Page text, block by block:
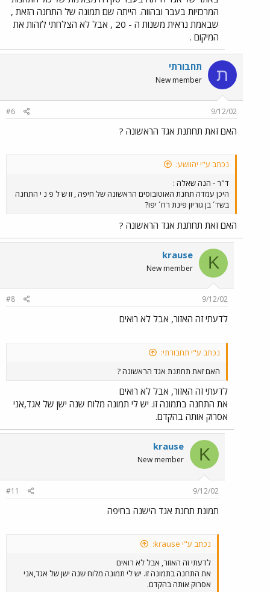
המרכזיות בעבר ובהווה. הייתה שם תמונה של התחנה הזאת ,
שבאמת נראית משנות ה - 20 , אבל לא הצלחתי לזהות את
המיקום .
ת תחבורתי
New member
9/12/02
#6
האם זאת תחתנת אגד הראשונה ?
נכתב ע"י יהוושע:
ד"ר - הנה שאלה :
היכן עמדה תחנת האוטובוסים הראשונה של חיפה , זו ש ל פ נ י התחנה
בשד´ בן גוריון פינת רח´ יפו?
האם זאת תחתנת אגד הראשונה ?
K
krause
New member
9/12/02
#8
לדעתי זה האזור, אבל לא רואים
נכתב ע"י תחבורתי:
האם זאת תחתנת אגד הראשונה ?
לדעתי זה האזור, אבל לא רואים
את התחנה בתמונה זו. יש לי תמונה מלוח שנה ישן של אגד,אני
אסרוק אותה בהקדם.
K
krause
New member
9/12/02
#11
תמונת תחנת אגד הישנה בחיפה
נכתב ע"י krause:
לדעתי זה האזור, אבל לא רואים
את התחנה בתמונה זו. יש לי תמונה מלוח שנה ישן של אגד,אני
אסרוק אותה בהקדם.